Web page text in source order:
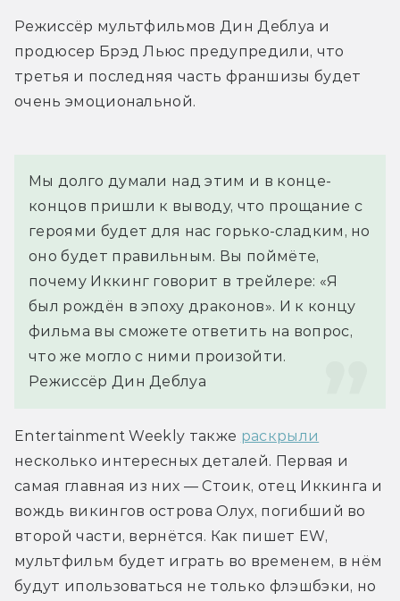
Режиссёр мультфильмов Дин Деблуа и
продюсер Брэд Льюс предупредили, что
третья и последняя часть франшизы будет
очень эмоциональной.
Мы долго думали над этим и в конце-
концов пришли к выводу, что прощание с
героями будет для нас горько-сладким, но
оно будет правильным. Вы поймёте,
почему Иккинг говорит в трейлере: «Я
был рождён в эпоху драконов». И к концу
фильма вы сможете ответить на вопрос,
что же могло с ними произойти.
Режиссёр Дин Деблуа
Entertainment Weekly также раскрыли
несколько интересных деталей. Первая и
самая главная из них — Стоик, отец Иккинга и
вождь викингов острова Олух, погибший во
второй части, вернётся. Как пишет EW,
мультфильм будет играть во временем, в нём
будут ипользоваться не только флэшбэки, но